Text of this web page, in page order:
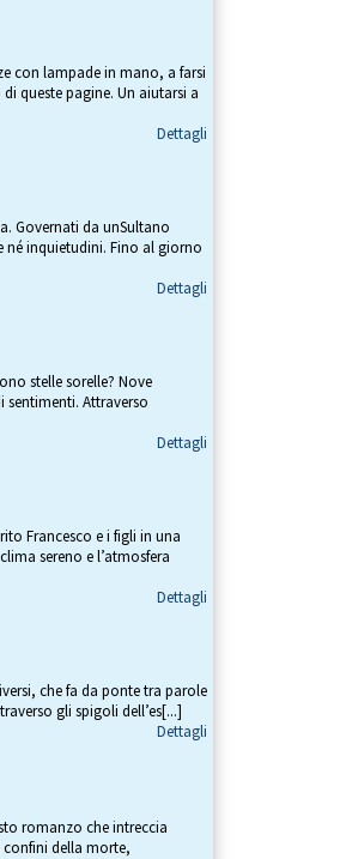
con lampade in mano, a farsi
queste pagine. Un aiutarsi a
Dettagli
Governati da unSultano
né inquietudini. Fino al giorno
Dettagli
stelle sorelle? Nove
sentimenti. Attraverso
Dettagli
Francesco e i figli in una
sereno e l’atmosfera
Dettagli
che fa da ponte tra parole
gli spigoli dell’es[...]
Dettagli
romanzo che intreccia
della morte,